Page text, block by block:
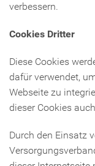
verbessern.
Cookies Dritter
Diese Cookies
dafür verwendet,
Webseite zu
dieser Cookies
Durch den Einsatz